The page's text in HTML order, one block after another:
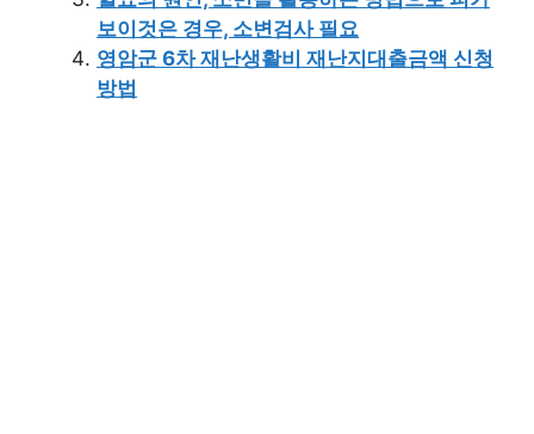
보이것은 경우, 소변검사 필요
영암군 6차 재난생활비 재난지대출금액 신청
방법